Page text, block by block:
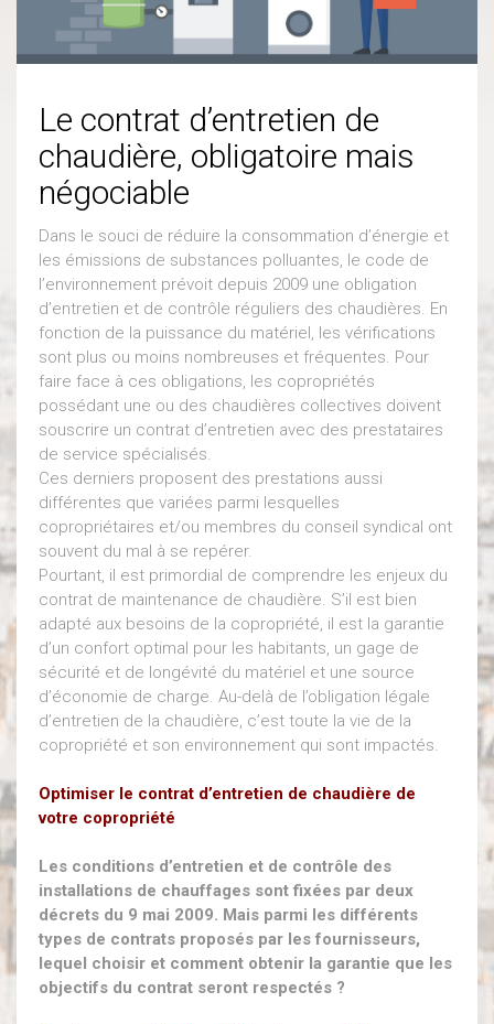
Le contrat d’entretien de
chaudière, obligatoire mais
négociable
Dans le souci de réduire la consommation d’énergie et
les émissions de substances polluantes, le code de
l’environnement prévoit depuis 2009 une obligation
d’entretien et de contrôle réguliers des chaudières. En
fonction de la puissance du matériel, les vérifications
sont plus ou moins nombreuses et fréquentes. Pour
faire face à ces obligations, les copropriétés
possédant une ou des chaudières collectives doivent
souscrire un contrat d’entretien avec des prestataires
de service spécialisés.
Ces derniers proposent des prestations aussi
différentes que variées parmi lesquelles
copropriétaires et/ou membres du conseil syndical ont
souvent du mal à se repérer.
Pourtant, il est primordial de comprendre les enjeux du
contrat de maintenance de chaudière. S’il est bien
adapté aux besoins de la copropriété, il est la garantie
d’un confort optimal pour les habitants, un gage de
sécurité et de longévité du matériel et une source
d’économie de charge. Au-delà de l’obligation légale
d’entretien de la chaudière, c’est toute la vie de la
copropriété et son environnement qui sont impactés.
Optimiser le contrat d’entretien de chaudière de
votre copropriété
Les conditions d’entretien et de contrôle des
installations de chauffages sont fixées par deux
décrets du 9 mai 2009. Mais parmi les différents
types de contrats proposés par les fournisseurs,
lequel choisir et comment obtenir la garantie que les
objectifs du contrat seront respectés ?